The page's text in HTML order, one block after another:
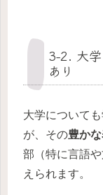
3-2. 大
あり
大学について
が、その豊か
部（特に言語
えられます。